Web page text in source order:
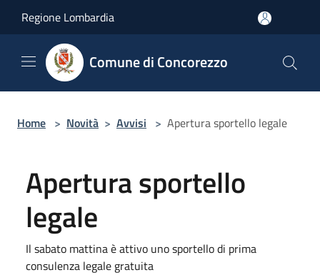
Regione Lombardia
Comune di Concorezzo
Home > Novità > Avvisi > Apertura sportello legale
Apertura sportello
legale
Il sabato mattina è attivo uno sportello di prima
consulenza legale gratuita